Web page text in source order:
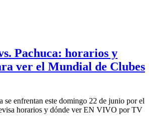
Pachuca: horarios y
ver el Mundial de Clubes
se enfrentan este domingo 22 de junio por el
horarios y dónde ver EN VIVO por TV